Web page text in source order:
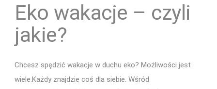
Eko wakacje – czyli
jakie?
Chcesz spędzić wakacje w duchu eko? Możliwości jest
wiele.Każdy znajdzie coś dla siebie. Wśród